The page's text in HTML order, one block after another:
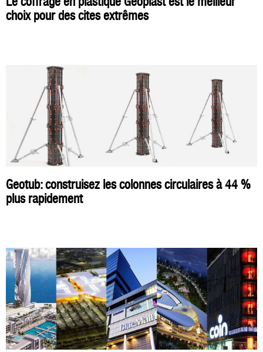
choix pour des cites extrêmes
Geotub: construisez les colonnes circulaires à 44 %
plus rapidement